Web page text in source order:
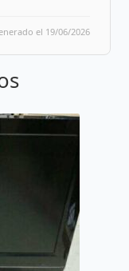
el 19/06/2026